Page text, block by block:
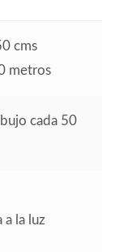
cms
metros
cada 50
a la luz